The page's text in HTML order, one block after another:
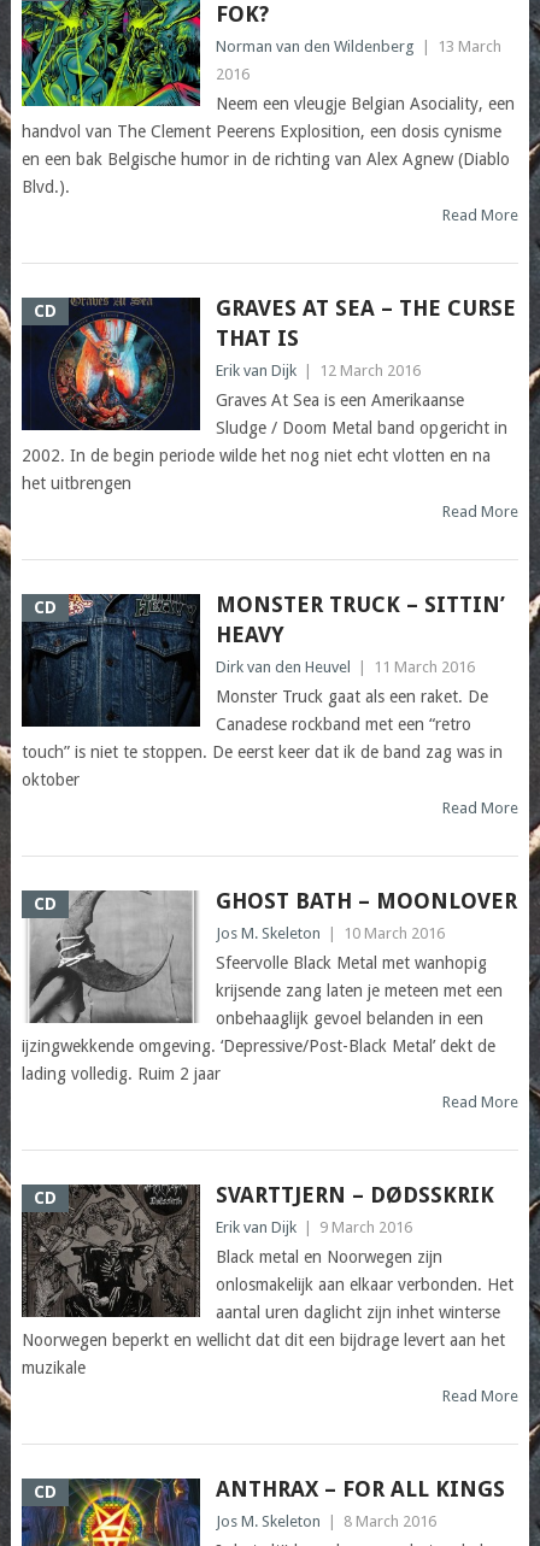
FOK?
Norman van den Wildenberg
13 March
2016
Neem een vleugje Belgian Asociality, een
handvol van The Clement Peerens Explosition, een dosis cynisme
en een bak Belgische humor in de richting van Alex Agnew (Diablo
Blvd.).
Read More
CD
GRAVES AT SEA – THE CURSE
THAT IS
Erik van Dijk 12 March 2016
Graves At Sea is een Amerikaanse
Sludge / Doom Metal band opgericht in
2002. In de begin periode wilde het nog niet echt vlotten en na
het uitbrengen
Read More
CD
MONSTER TRUCK – SITTIN’
HEAVY
Dirk van den Heuvel 11 March 2016
Monster Truck gaat als een raket. De
Canadese rockband met een “retro
touch” is niet te stoppen. De eerst keer dat ik de band zag was in
oktober
Read More
CD GHOST BATH – MOONLOVER
Jos M. Skeleton 10 March 2016
Sfeervolle Black Metal met wanhopig
krijsende zang laten je meteen met een
onbehaaglijk gevoel belanden in een
ijzingwekkende omgeving. ‘Depressive/Post-Black Metal’ dekt de
lading volledig. Ruim 2 jaar
Read More
CD SVARTTJERN – DØDSSKRIK
Erik van Dijk 9 March 2016
Black metal en Noorwegen zijn
onlosmakelijk aan elkaar verbonden. Het
aantal uren daglicht zijn inhet winterse
Noorwegen beperkt en wellicht dat dit een bijdrage levert aan het
muzikale
Read More
CD ANTHRAX – FOR ALL KINGS
Jos M. Skeleton 8 March 2016